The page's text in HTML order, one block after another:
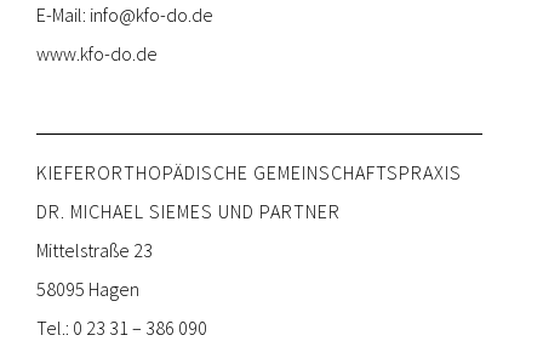
E-Mail: info@kfo-do.de
www.kfo-do.de
KIEFERORTHOPÄDISCHE GEMEINSCHAFTSPRAXIS
DR. MICHAEL SIEMES UND PARTNER
Mittelstraße 23
58095 Hagen
Tel.: 0 23 31 – 386 090